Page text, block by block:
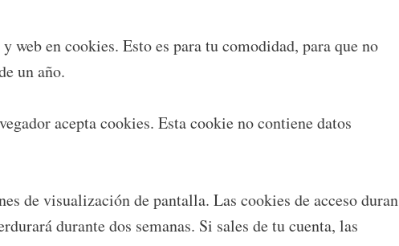
en cookies. Esto es para tu comodidad, para que no
un año.
acepta cookies. Esta cookie no contiene datos
de visualización de pantalla. Las cookies de acceso duran
durante dos semanas. Si sales de tu cuenta, las